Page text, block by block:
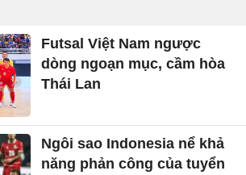
Futsal Việt Nam ngược
dòng ngoạn mục, cầm hòa
Thái Lan
Ngôi sao Indonesia nể khả
năng phản công của tuyển